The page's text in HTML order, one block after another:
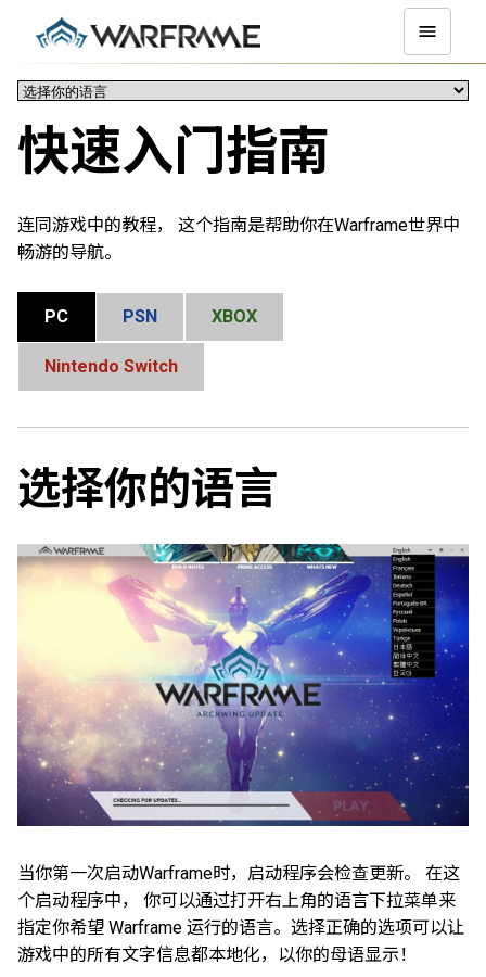
快速入门指南
连同游戏中的教程， 这个指南是帮助你在Warframe世界中
畅游的导航。
PC PSN XBOX
Nintendo Switch
选择你的语言
当你第一次启动Warframe时，启动程序会检查更新。 在这
个启动程序中， 你可以通过打开右上角的语言下拉菜单来
指定你希望 Warframe 运行的语言。选择正确的选项可以让
游戏中的所有文字信息都本地化，以你的母语显示！